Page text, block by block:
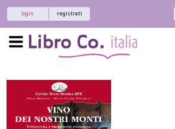
registrati
login